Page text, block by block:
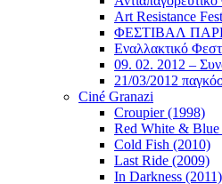
Art Resistance
ΦΕΣΤΙΒΑΛ
Εναλλακτικό
09. 02. 2012 –
21/03/2012
Ciné Granazi
Croupier (1998)
Red White & Blue
Cold Fish (2010)
Last Ride (2009)
In Darkness (2011)